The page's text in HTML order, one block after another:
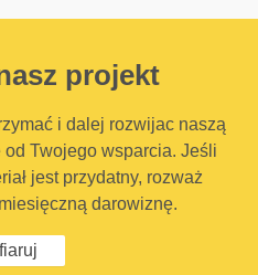
projekt
i dalej rozwijac naszą
od Twojego wsparcia. Jeśli
jest przydatny, rozważ
darowiznę.